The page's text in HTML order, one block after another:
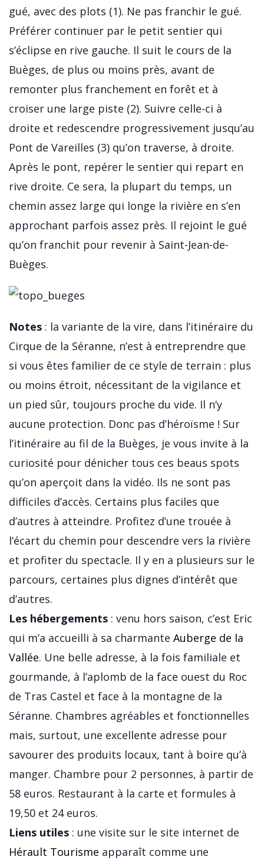
gué, avec des plots (1). Ne pas franchir le gué.
Préférer continuer par le petit sentier qui
s’éclipse en rive gauche. Il suit le cours de la
Buèges, de plus ou moins près, avant de
remonter plus franchement en forêt et à
croiser une large piste (2). Suivre celle-ci à
droite et redescendre progressivement jusqu’au
Pont de Vareilles (3) qu’on traverse, à droite.
Après le pont, repérer le sentier qui repart en
rive droite. Ce sera, la plupart du temps, un
chemin assez large qui longe la rivière en s’en
approchant parfois assez près. Il rejoint le gué
qu’on franchit pour revenir à Saint-Jean-de-
Buèges.
Notes : la variante de la vire, dans l’itinéraire du
Cirque de la Séranne, n’est à entreprendre que
si vous êtes familier de ce style de terrain : plus
ou moins étroit, nécessitant de la vigilance et
un pied sûr, toujours proche du vide. Il n’y
aucune protection. Donc pas d’héroïsme ! Sur
l’itinéraire au fil de la Buèges, je vous invite à la
curiosité pour dénicher tous ces beaus spots
qu’on aperçoit dans la vidéo. Ils ne sont pas
difficiles d’accès. Certains plus faciles que
d’autres à atteindre. Profitez d’une trouée à
l’écart du chemin pour descendre vers la rivière
et profiter du spectacle. Il y en a plusieurs sur le
parcours, certaines plus dignes d’intérêt que
d’autres.
Les hébergements : venu hors saison, c’est Eric
qui m’a accueilli à sa charmante Auberge de la
Vallée. Une belle adresse, à la fois familiale et
gourmande, à l’aplomb de la face ouest du Roc
de Tras Castel et face à la montagne de la
Séranne. Chambres agréables et fonctionnelles
mais, surtout, une excellente adresse pour
savourer des produits locaux, tant à boire qu’à
manger. Chambre pour 2 personnes, à partir de
58 euros. Restaurant à la carte et formules à
19,50 et 24 euros.
Liens utiles : une visite sur le site internet de
Hérault Tourisme apparaît comme une